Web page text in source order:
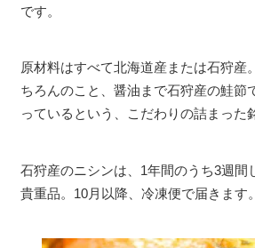
です。
原材料はすべて北海道産または石狩産
ちろんのこと、醤油まで石狩産の鮭節
っているという、こだわりの詰まった
石狩産のニシンは、1年間のうち3週間
貴重品。10月以降、冷凍便で届きます。